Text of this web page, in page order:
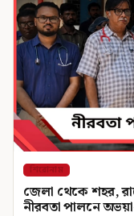
শিরোনাম
জেলা থেকে শহর,
নীরবতা পালনে